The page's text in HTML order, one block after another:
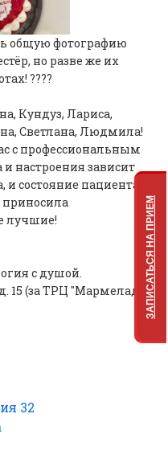
общую фотографию
но разве же их
????
Кундуз, Лариса,
Светлана, Людмила!
с профессиональным
настроения зависит
состояние пациента.
приносила
лучшие!
с душой.
15 (за ТРЦ "Мармелад").ЗАПИСАТЬСЯ НА ПРИЕМ